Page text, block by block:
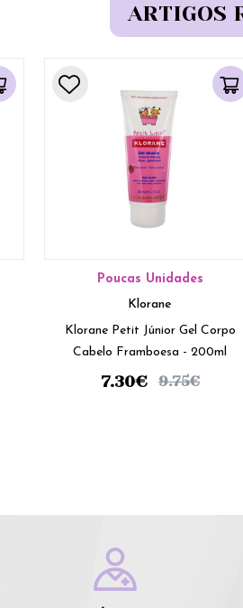
ARTIGOS
Poucas Unidades
Klorane
Klorane Petit Júnior Gel Corpo
Cabelo Framboesa - 200ml
7.30€ 9.75€